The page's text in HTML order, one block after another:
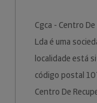
Cgca - Centro
Lda é uma
localidade está
código postal
Centro De